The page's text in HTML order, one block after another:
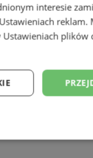
Wodzisławiu
Wodzisław
interesie
Ustawieniach reklam.
Ustawieniach plików